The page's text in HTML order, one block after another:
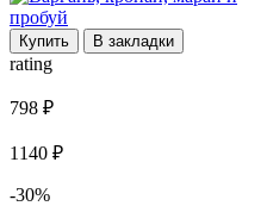
Купить В закладки
rating
798 ₽
1140 ₽
-30%